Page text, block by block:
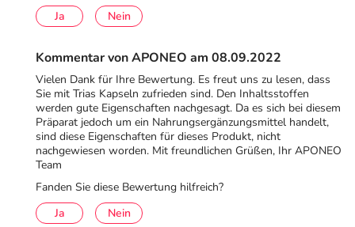
Ja
Nein
Kommentar von APONEO am 08.09.2022
Vielen Dank für Ihre Bewertung. Es freut uns zu lesen, dass
Sie mit Trias Kapseln zufrieden sind. Den Inhaltsstoffen
werden gute Eigenschaften nachgesagt. Da es sich bei diesem
Präparat jedoch um ein Nahrungsergänzungsmittel handelt,
sind diese Eigenschaften für dieses Produkt, nicht
nachgewiesen worden. Mit freundlichen Grüßen, Ihr APONEO
Team
Fanden Sie diese Bewertung hilfreich?
Ja
Nein